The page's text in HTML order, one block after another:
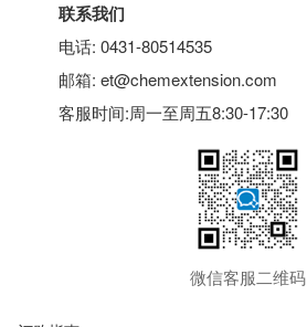
联系我们
电话: 0431-80514535
邮箱: et@chemextension.com
客服时间:周一至周五8:30-17:30
微信客服二维码